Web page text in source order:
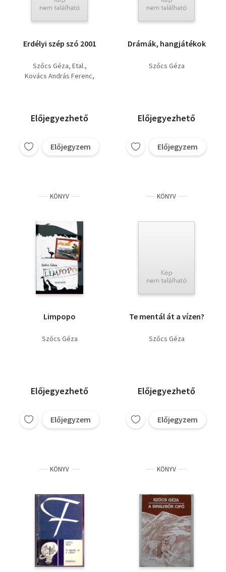
Erdélyi szép szó 2001
Szőcs Géza Etal.
Kovács András Ferenc
Előjegyezhető
Előjegyzem
Drámák, hangjátékok
Szőcs Géza
Előjegyezhető
Előjegyzem
KÖNYV
Limpopo
Szőcs Géza
Előjegyezhető
Előjegyzem
KÖNYV
Te mentál át a vízen?
Szőcs Géza
Előjegyezhető
Előjegyzem
KÖNYV KÖNYV